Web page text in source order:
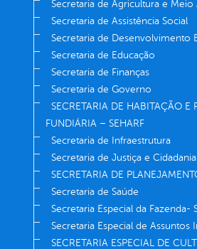
Secretaria de Agricultura e Meio
Secretaria de Assistência Social
Secretaria de Desenvolvimento
Secretaria de Educação
Secretaria de Finanças
Secretaria de Governo
SECRETARIA DE HABITAÇÃO E
FUNDIÁRIA – SEHARF
Secretaria de Infraestrutura
Secretaria de Justiça e Cidadania
SECRETARIA DE
Secretaria de Saúde
Secretaria Especial da Fazenda-
Secretaria Especial de Assuntos
SECRETARIA ESPECIAL DE